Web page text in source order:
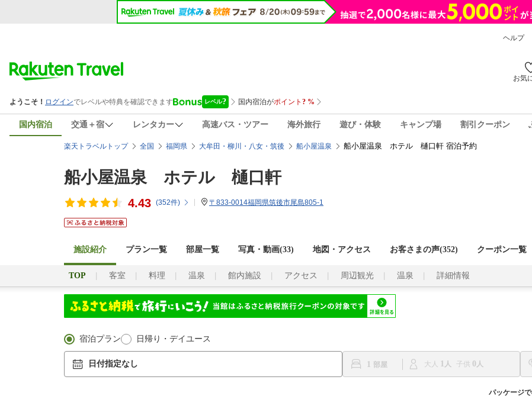
ヘルプ
お気
国内宿泊 交通＋宿 レンタカー 高速バス・ツアー 海外旅行 遊び・体験 キャンプ場 割引クーポン
楽天トラベルトップ 全国 福岡県 大牟田・柳川・八女・筑後 船小屋温泉 船小屋温泉 ホテル 樋口軒 宿泊予約
船小屋温泉 ホテル 樋口軒
4.43 (352件) 〒833-0014福岡県筑後市尾島805-1
施設紹介 プラン一覧 部屋一覧 写真・動画(33) 地図・アクセス お客さまの声(352) クーポン一覧
TOP 客室 料理 温泉 館内施設 アクセス 周辺観光 温泉 詳細情報
宿泊プラン 日帰り・デイユース
日付指定なし 1 大人 1 子供 0
パッケージ